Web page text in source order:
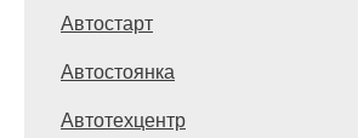
Автостарт
Автостоянка
Автотехцентр